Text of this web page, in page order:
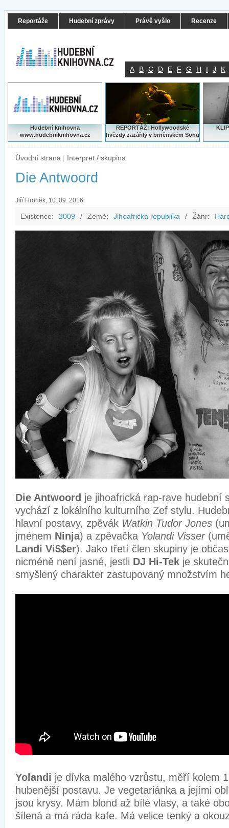
Reportáže Hudební zprávy Právě vyšlo Recenze
A B C D E F G H I J K
Hudební knihovna
www.hudebniknihovna.cz
REPORTÁŽ: Hollywoodské
hvězdy zazářily v brněnském Sonu
Úvodní strana | Interpret / skupina
Die Antwoord
Jiří Hroněk, 10. 09. 2016
Existence: 2009 / Země: Jihoafrická republika / Žánr:
Die Antwoord je jihoafrická rap-rave hudební
vychází z lokálního kulturního Zef stylu.
hlavní postavy, zpěvák Watkin Tudor Jones
jménem Ninja) a zpěvačka Yolandi Visser
Landi Vi$$er). Jako třetí člen skupiny je
nicméně není jasné, jestli DJ Hi-Tek je
smyšlený charakter zastupovaný množstvím
Yolandi je dívka malého vzrůstu, měří kolem
hubenější postavu. Je vegetariánka a jejími
jsou krysy. Mám blond až bílé vlasy, a také
šílená a má ráda kafe. Má velice tenký a